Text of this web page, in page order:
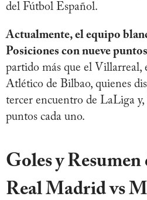
del Fútbol Español.
Actualmente, el equipo
Posiciones con nueve
partido más que el Villarreal,
Atlético de Bilbao, quienes
tercer encuentro de LaLiga y,
puntos cada uno.
Goles y
Real Madrid vs